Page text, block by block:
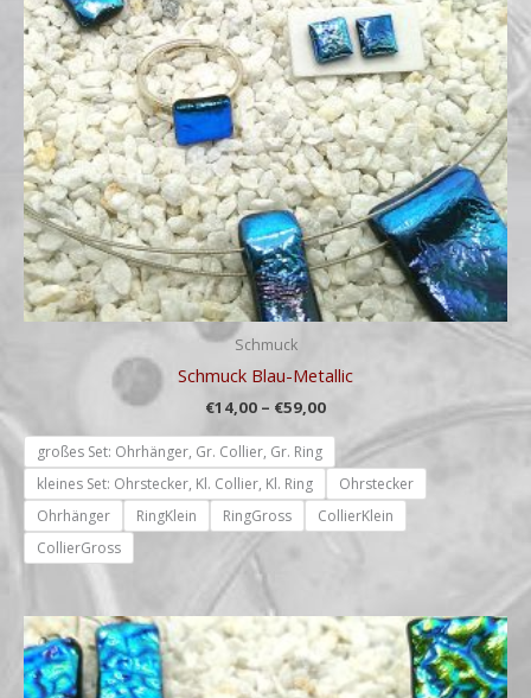
Schmuck
Schmuck Blau-Metallic
€14,00 – €59,00
großes Set: Ohrhänger, Gr. Collier, Gr. Ring
kleines Set: Ohrstecker, Kl. Collier, Kl. Ring
Ohrstecker
Ohrhänger
RingKlein RingGross
CollierKlein
CollierGross
Preisspanne:
€14,00
bis
€59,00